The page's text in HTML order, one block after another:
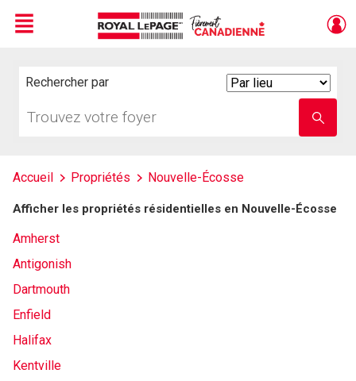
Menu
Rechercher par
votre
nom
Accueil Propriétés Nouvelle-Écosse
Afficher les propriétés résidentielles en Nouvelle-Écosse
Amherst
Antigonish
Dartmouth
Enfield
Halifax
Kentville